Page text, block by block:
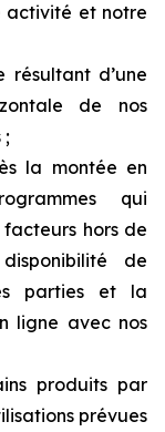
activité et notre
résultant d’une
de nos
;
la montée en
qui
facteurs hors de
disponibilité
de
parties et
la
ligne avec nos
produits par
prévues